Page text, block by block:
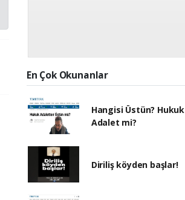
En Çok Okunanlar
Hangisi Üstün?
Adalet mi?
Diriliş köyden başlar!